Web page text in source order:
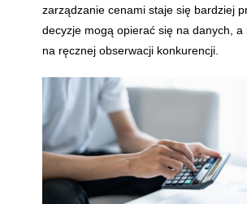
zarządzanie cenami staje się bardziej
decyzje mogą opierać się na danych, a
na ręcznej obserwacji konkurencji.